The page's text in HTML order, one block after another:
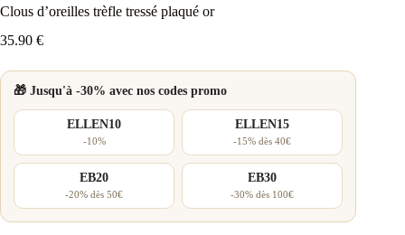
Clous d’oreilles trèfle tressé plaqué or
35.90 €
🎁 Jusqu'à -30% avec nos codes promo
ELLEN10
-10%
ELLEN15
-15% dès 40€
EB20
-20% dès 50€
EB30
-30% dès 100€